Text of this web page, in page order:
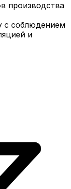
производства
с соблюдением
и